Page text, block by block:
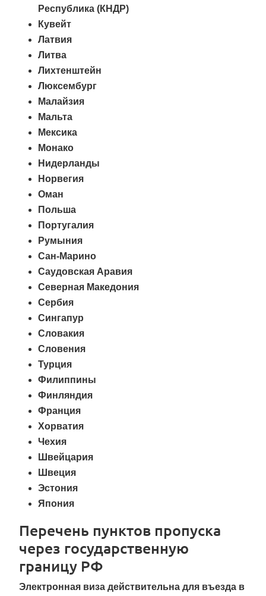
Республика (КНДР)
Кувейт
Латвия
Литва
Лихтенштейн
Люксембург
Малайзия
Мальта
Мексика
Монако
Нидерланды
Норвегия
Оман
Польша
Португалия
Румыния
Сан-Марино
Саудовская Аравия
Северная Македония
Сербия
Сингапур
Словакия
Словения
Турция
Филиппины
Финляндия
Франция
Хорватия
Чехия
Швейцария
Швеция
Эстония
Япония
Перечень пунктов пропуска
через государственную
границу РФ
Электронная виза действительна для въезда в